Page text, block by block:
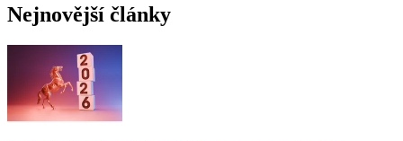
Nejnovější články